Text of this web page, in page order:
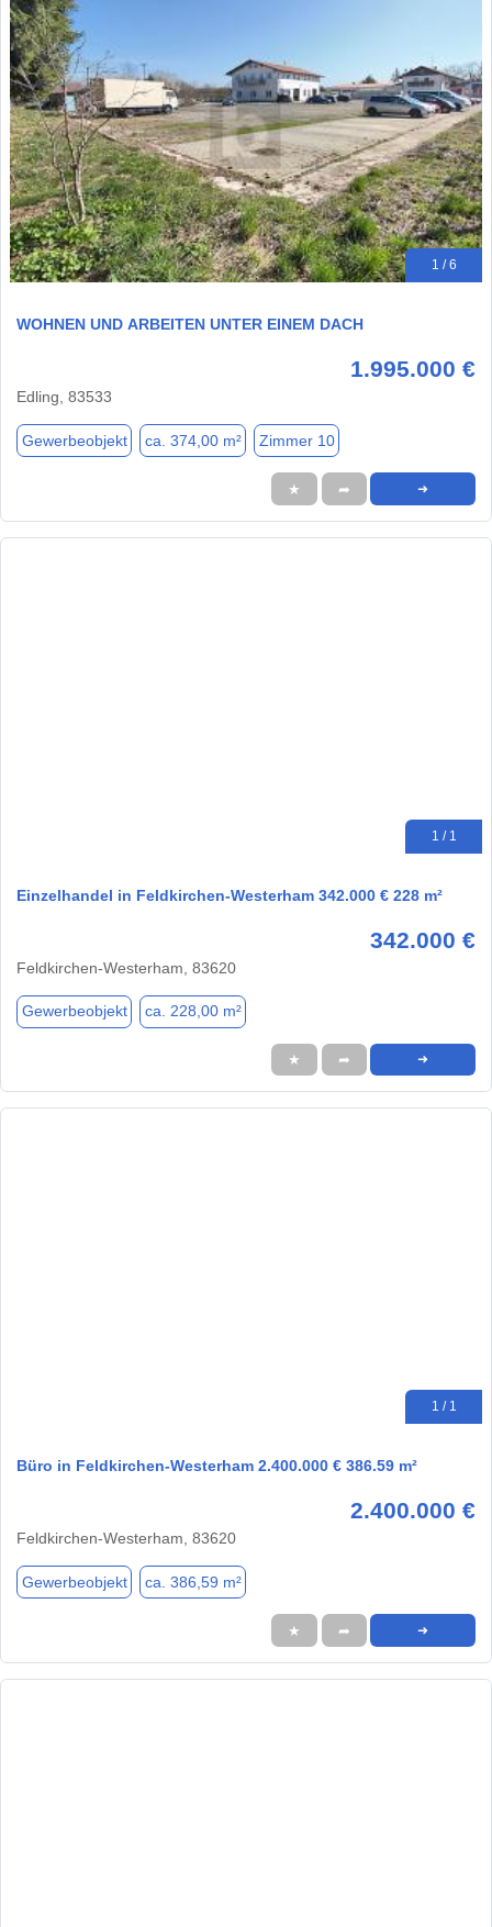
1 / 6
WOHNEN UND ARBEITEN UNTER EINEM DACH
1.995.000 €
Edling, 83533
Gewerbeobjekt ca. 374,00 m² Zimmer 10
★ ➦ ➜
1 / 1
Einzelhandel in Feldkirchen-Westerham 342.000 € 228 m²
342.000 €
Feldkirchen-Westerham, 83620
Gewerbeobjekt ca. 228,00 m²
★ ➦ ➜
1 / 1
Büro in Feldkirchen-Westerham 2.400.000 € 386.59 m²
2.400.000 €
Feldkirchen-Westerham, 83620
Gewerbeobjekt ca. 386,59 m²
★ ➦ ➜